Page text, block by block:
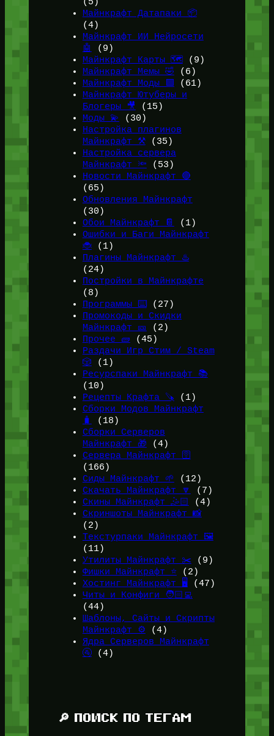
(5)
Майнкрафт Датапаки 📦
(4)
Майнкрафт ИИ Нейросети
🤖
(9)
Майнкрафт Карты 🗺️(9)
Майнкрафт Мемы 🤣 (6)
Майнкрафт Моды 🟩 (61)
Майнкрафт Ютуберы и
Блогеры 🎥
(15)
Моды 💫
(30)
Настройка плагинов
Майнкрафт ⚒️(35)
Настройка сервера
Майнкрафт 🔦 (53)
Новости Майнкрафт 🔴
(65)
Обновления Майнкрафт
(30)
Обои Майнкрафт 📔
(1)
Ошибки и Баги Майнкрафт
🐞(1)
Плагины Майнкрафт ♨️
(24)
Постройки в Майнкрафте
(8)
Программы ⌨️(27)
Промокоды и Скидки
Майнкрафт 🎫
(2)
Прочее 🧱 (45)
Раздачи Игр Стим / Steam
🎲 (1)
Ресурспаки Майнкрафт 📚
(10)
Рецепты Крафта 🪚 (1)
Сборки Модов Майнкрафт
🧳
(18)
Сборки Серверов
Майнкрафт 🎁 (4)
Сервера Майнкрафт 🛜
(166)
Сиды Майнкрафт 🌱
(12)
Скачать Майнкрафт 🔽
(7)
Скины Майнкрафт 🤹🏻
(4)
Скриншоты Майнкрафт 📸
(2)
Текстурпаки Майнкрафт 🖼️
(11)
Утилиты Майнкрафт ✂️ (9)
Фишки Майнкрафт ⭐(2)
Хостинг Майнкрафт 🖥️ (47)
Читы и Конфиги 🧑🏻‍💻
(44)
Шаблоны, Сайты и Скрипты
Майнкрафт ⚙️ (4)
Ядра Серверов Майнкрафт
🚰(4)
🔎 ПОИСК ПО ТЕГАМ